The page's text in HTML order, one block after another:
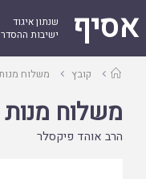
אסיף
שנתון איגוד
ישיבות ההסדר
עמודקובץ משלוח
משלוח מנות
הרב אוהד פיקסלר